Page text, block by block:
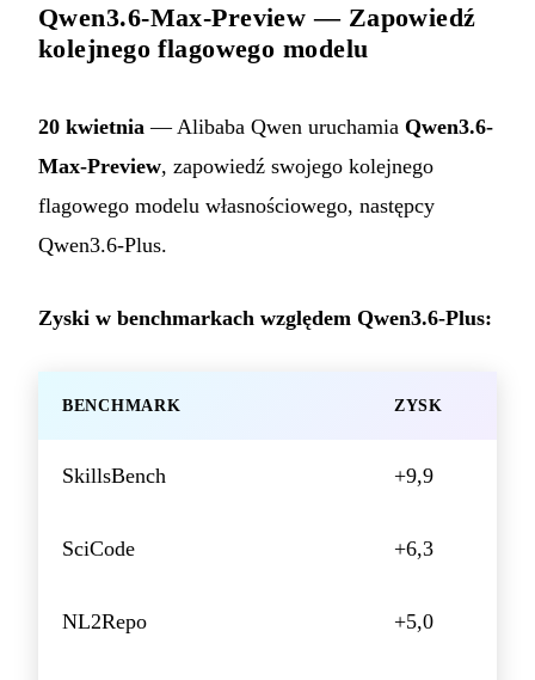
Qwen3.6-Max-Preview — Zapowiedź
kolejnego flagowego modelu
20 kwietnia — Alibaba Qwen uruchamia Qwen3.6-
Max-Preview, zapowiedź swojego kolejnego
flagowego modelu własnościowego, następcy
Qwen3.6-Plus.
Zyski w benchmarkach względem Qwen3.6-Plus:
BENCHMARK ZYSK
SkillsBench +9,9
SciCode +6,3
NL2Repo +5,0